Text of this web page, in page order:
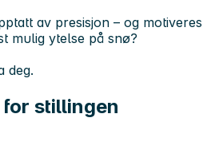
av presisjon – og motiveres
mulig ytelse på snø?
deg.
stillingen